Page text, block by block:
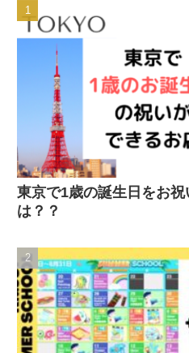
東京で1歳の誕生日をお
は？？